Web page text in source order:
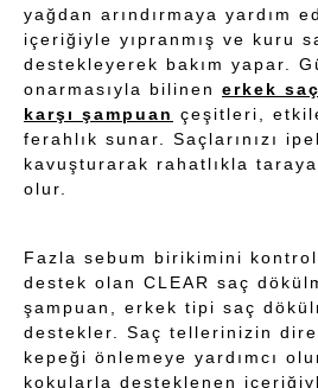
yağdan arındırmaya yardım
içeriğiyle yıpranmış ve kuru
destekleyerek bakım yapar.
onarmasıyla bilinen erkek
karşı şampuan çeşitleri,
ferahlık sunar. Saçlarınızı
kavuşturarak rahatlıkla
olur.
Fazla sebum birikimini kontrol
destek olan CLEAR saç
şampuan, erkek tipi saç
destekler. Saç tellerinizin
kepeği önlemeye yardımcı
kokularla desteklenen